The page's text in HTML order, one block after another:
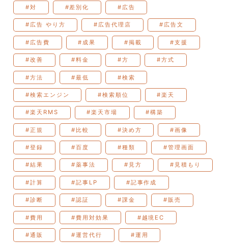
#対 #差別化 #広告
#広告 やり方 #広告代理店 #広告文
#広告費 #成果 #掲載 #支援
#改善 #料金 #方 #方式
#方法 #最低 #検索
#検索エンジン #検索順位 #楽天
#楽天RMS #楽天市場 #構築
#正規 #比較 #決め方 #画像
#登録 #百度 #種類 #管理画面
#結果 #薬事法 #見方 #見積もり
#計算 #記事LP #記事作成
#診断 #認証 #課金 #販売
#費用 #費用対効果 #越境EC
#通販 #運営代行 #運用